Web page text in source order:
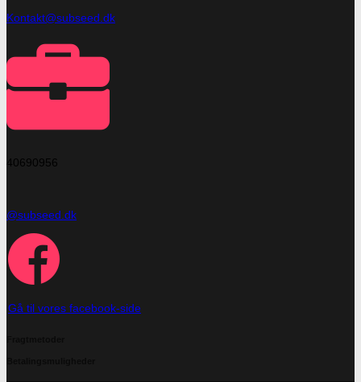
Kontakt@subseed.dk
40690956
@subseed.dk
Gå til vores facebook-side